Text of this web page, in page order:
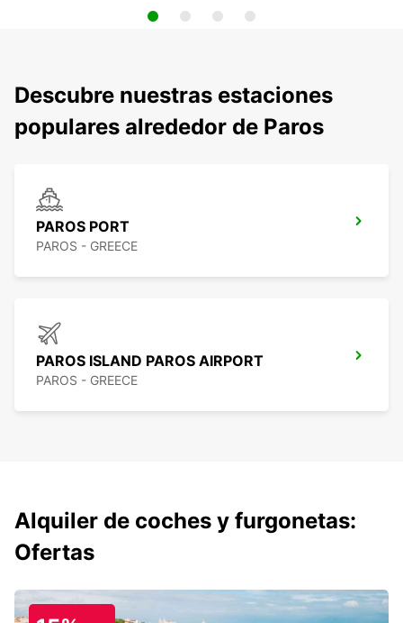
Descubre nuestras estaciones
populares alrededor de Paros
PAROS PORT
PAROS - GREECE
PAROS ISLAND PAROS AIRPORT
PAROS - GREECE
Alquiler de coches y furgonetas:
Ofertas